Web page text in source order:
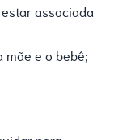
associada
mãe e o bebê;